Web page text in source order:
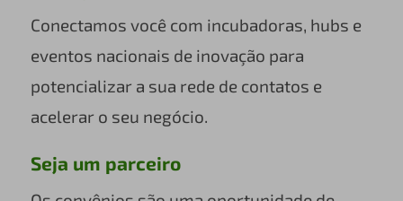
Conectamos você com incubadoras, hubs e
eventos nacionais de inovação para
potencializar a sua rede de contatos e
acelerar o seu negócio.
Seja um parceiro